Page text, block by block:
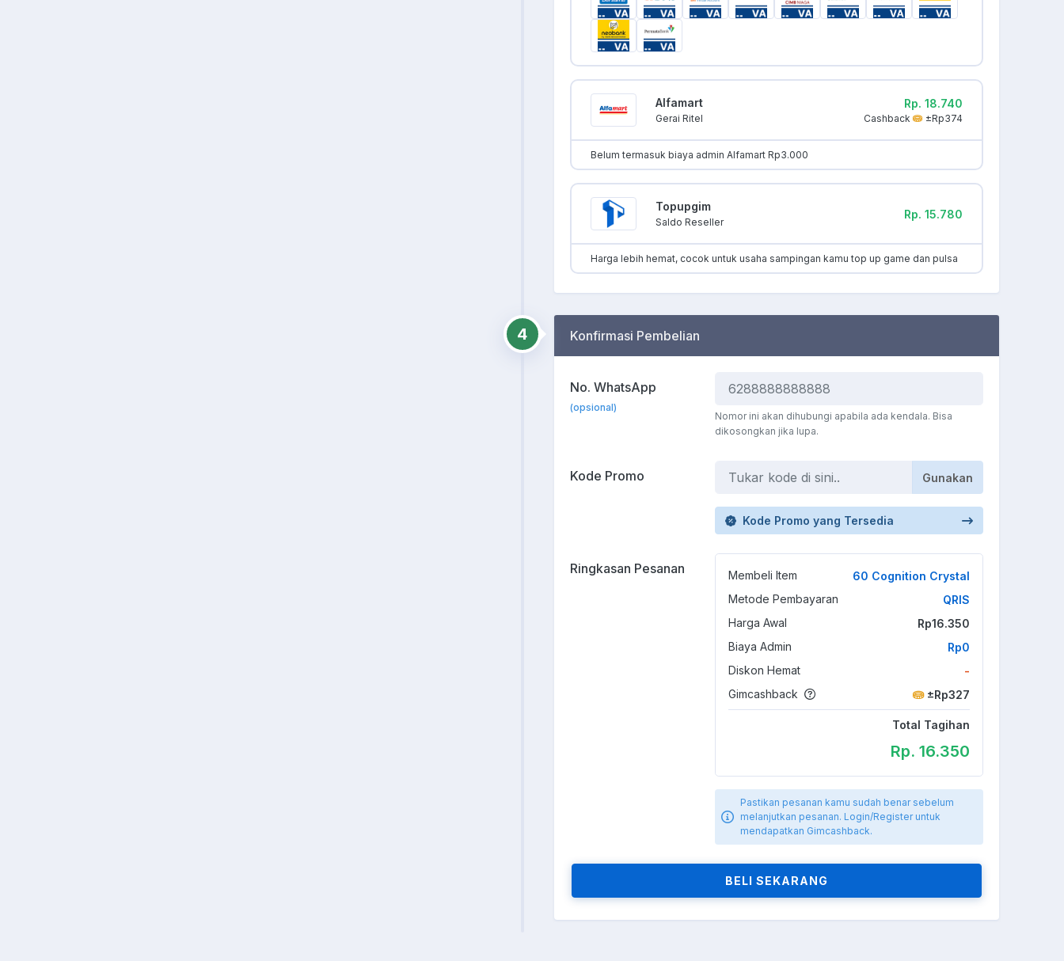
Alfamart
Gerai Ritel
Rp. 18.740
Cashback ±Rp374
Belum termasuk biaya admin Alfamart Rp3.000
Topupgim
Saldo Reseller
Rp. 15.780
Harga lebih hemat, cocok untuk usaha sampingan kamu top up game dan pulsa
4 Konfirmasi Pembelian
No. WhatsApp
(opsional)
Nomor ini akan dihubungi apabila ada kendala. Bisa
dikosongkan jika lupa.
Kode Promo Gunakan
Kode Promo yang Tersedia
Ringkasan Pesanan Membeli Item
60 Cognition Crystal
Metode Pembayaran
QRIS
Harga Awal
Rp16.350
Biaya Admin
Rp0
Diskon Hemat
-
Gimcashback
±Rp327
Total Tagihan
Rp. 16.350
Pastikan pesanan kamu sudah benar sebelum
melanjutkan pesanan. Login/Register untuk
mendapatkan Gimcashback.
BELI SEKARANG